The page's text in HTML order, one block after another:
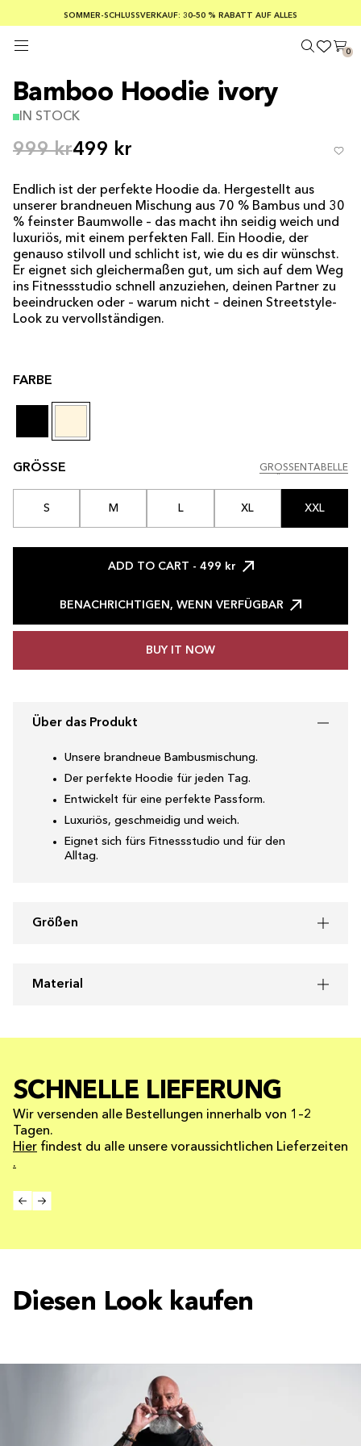
SOMMER-SCHLUSSVERKAUF: 30–50 % RABATT AUF ALLES
KOSTENLOSER VERSAND AB EINEM BESTELLWERT VON 100 €
SICHERE ZAHLUNGEN MIT KLARNA
0
Bamboo Hoodie ivory
IN STOCK
999 kr499 kr
Endlich ist der perfekte Hoodie da. Hergestellt aus
unserer brandneuen Mischung aus 70 % Bambus und 30
% feinster Baumwolle – das macht ihn seidig weich und
luxuriös, mit einem perfekten Fall. Ein Hoodie, der
genauso stilvoll und schlicht ist, wie du es dir wünschst.
Er eignet sich gleichermaßen gut, um sich auf dem Weg
ins Fitnessstudio schnell anzuziehen, deinen Partner zu
beeindrucken oder – warum nicht – deinen Streetstyle-
Look zu vervollständigen.
FARBE
GRÖSSE
GRÖSSENTABELLE
S M L XL XXL
ADD TO CART - 499 kr
BENACHRICHTIGEN, WENN VERFÜGBAR
BUY IT NOW
Über das Produkt
Unsere brandneue Bambusmischung.
Der perfekte Hoodie für jeden Tag.
Entwickelt für eine perfekte Passform.
Luxuriös, geschmeidig und weich.
Eignet sich fürs Fitnessstudio und für den
Alltag.
Größen
Material
SCHNELLE LIEFERUNG
Wir versenden alle Bestellungen innerhalb von 1–2
Tagen.
Hier findest du alle unsere voraussichtlichen Lieferzeiten
.
Diesen Look kaufen